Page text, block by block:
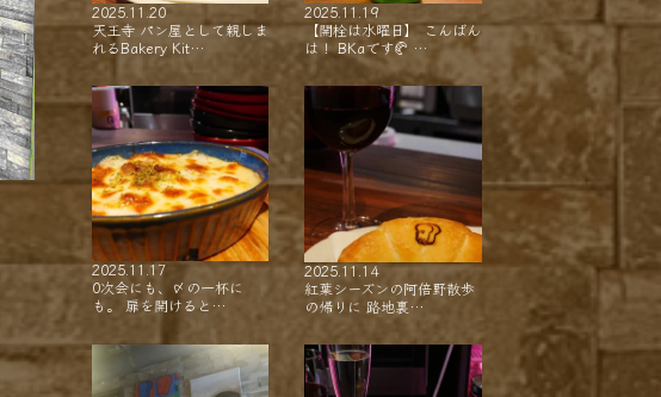
2025.11.20
天王寺 パン屋として親しま
れるBakery Kit…
2025.11.19
【開栓は水曜日】 こんばん
は！ BKaです🥐 …
2025.11.17
0次会にも、〆の一杯に
も。 扉を開けると…
2025.11.14
紅葉シーズンの阿倍野散歩
の帰りに 路地裏…